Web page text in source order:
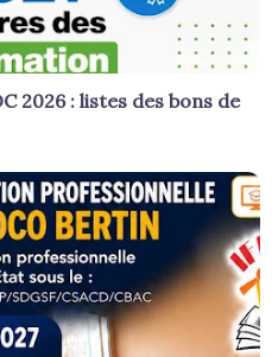
2026 : listes des bons de